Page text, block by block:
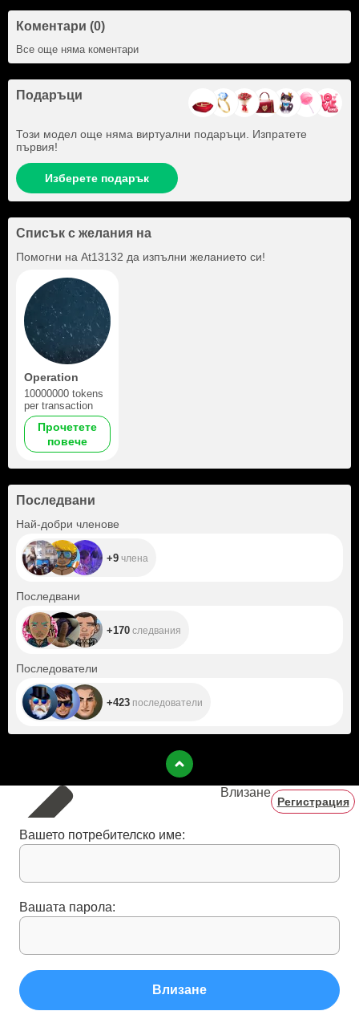
Коментари (0)
Все още няма коментари
Подаръци
Този модел още няма виртуални подаръци. Изпратете
първия!
Изберете подарък
Списък с желания на
Помогни на At13132 да изпълни желанието си!
Operation
10000000 tokens
per transaction
Прочетете
повече
Последвани
Най-добри членове
+9 члена
Последвани
+170 следвания
Последователи
+423 последователи
Влизане
Регистрация
Вашето потребителско име:
Вашата парола:
Влизане